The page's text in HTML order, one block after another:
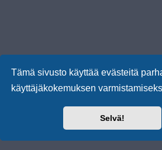
Tämä sivusto käyttää evästeitä
käyttäjäkokemuksen
Selvä!